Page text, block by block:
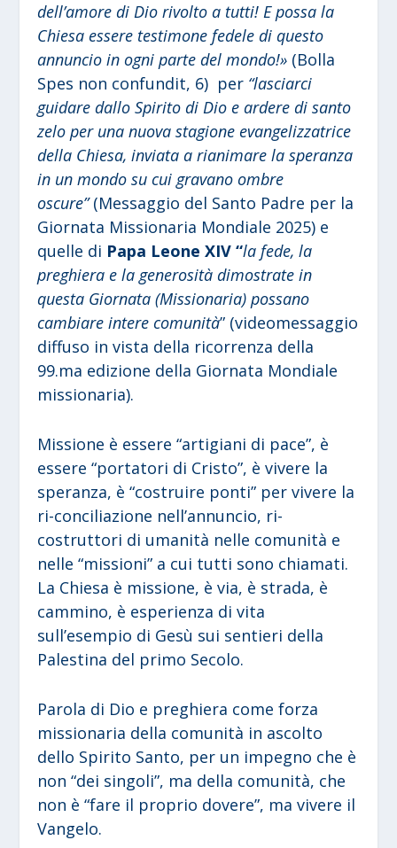
dell’amore di Dio rivolto a tutti! E possa la
Chiesa essere testimone fedele di questo
annuncio in ogni parte del mondo!» (Bolla
Spes non confundit, 6) per “lasciarci
guidare dallo Spirito di Dio e ardere di santo
zelo per una nuova stagione evangelizzatrice
della Chiesa, inviata a rianimare la speranza
in un mondo su cui gravano ombre
oscure”(Messaggio del Santo Padre per la
Giornata Missionaria Mondiale 2025) e
quelle di Papa Leone XIV “la fede, la
preghiera e la generosità dimostrate in
questa Giornata (Missionaria) possano
cambiare intere comunità” (videomessaggio
diffuso in vista della ricorrenza della
99.ma edizione della Giornata Mondiale
missionaria).
Missione è essere “artigiani di pace”, è
essere “portatori di Cristo”, è vivere la
speranza, è “costruire ponti” per vivere la
ri-conciliazione nell’annuncio, ri-
costruttori di umanità nelle comunità e
nelle “missioni” a cui tutti sono chiamati.
La Chiesa è missione, è via, è strada, è
cammino, è esperienza di vita
sull’esempio di Gesù sui sentieri della
Palestina del primo Secolo.
Parola di Dio e preghiera come forza
missionaria della comunità in ascolto
dello Spirito Santo, per un impegno che è
non “dei singoli”, ma della comunità, che
non è “fare il proprio dovere”, ma vivere il
Vangelo.